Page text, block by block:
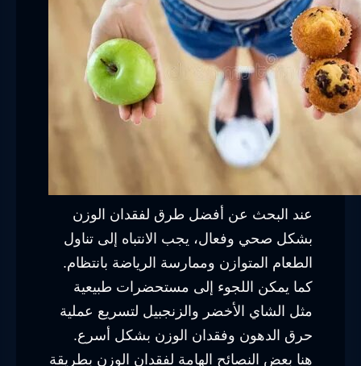
عند البحث عن أفضل طرق لفقدان الوزن
بشكل صحي وفعال، يجب الانتباه إلى تناول
الطعام المتوازن وممارسة الرياضة بانتظام.
كما يمكن اللجوء إلى مستحضرات طبيعية
مثل الشاي الأخضر والزنجبيل لتسريع عملية
حرق الدهون وفقدان الوزن بشكل أسرع.
هنا بعض النصائح الهامة لفقدان الوزن بطريقة